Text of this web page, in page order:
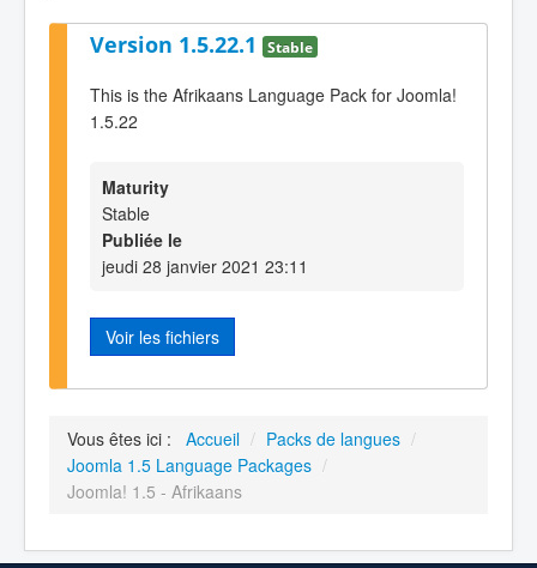
Version 1.5.22.1 Stable
This is the Afrikaans Language Pack for Joomla!
1.5.22
Maturity
Stable
Publiée le
jeudi 28 janvier 2021 23:11
Voir les fichiers
Vous êtes ici : Accueil / Packs de langues /
Joomla 1.5 Language Packages /
Joomla! 1.5 - Afrikaans